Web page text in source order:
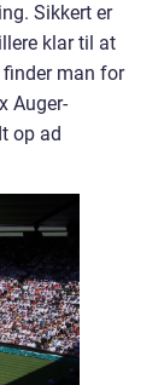
Sikkert er
klar til at
man for
Auger-
op ad